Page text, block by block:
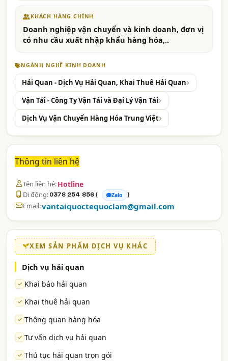
KHÁCH HÀNG CHÍNH
Doanh nghiệp vận chuyển và kinh doanh, đơn vị
có nhu cầu xuất nhập khẩu hàng hóa,..
NGÀNH NGHỀ KINH DOANH
Hải Quan - Dịch Vụ Hải Quan, Khai Thuê Hải Quan
Vận Tải - Công Ty Vận Tải và Đại Lý Vận Tải
Dịch Vụ Vận Chuyển Hàng Hóa Trung Việt
Thông tin liên hệ
Tên liên hệ:Hotline
Di động:0378 254 856( Zalo )
Email:vantaiquoctequoclam@gmail.com
XEM SẢN PHẨM DỊCH VỤ KHÁC
Dịch vụ hải quan
Khai báo hải quan
Khai thuê hải quan
Thông quan hàng hóa
Tư vấn dịch vụ hải quan
Thủ tục hải quan trọn gói